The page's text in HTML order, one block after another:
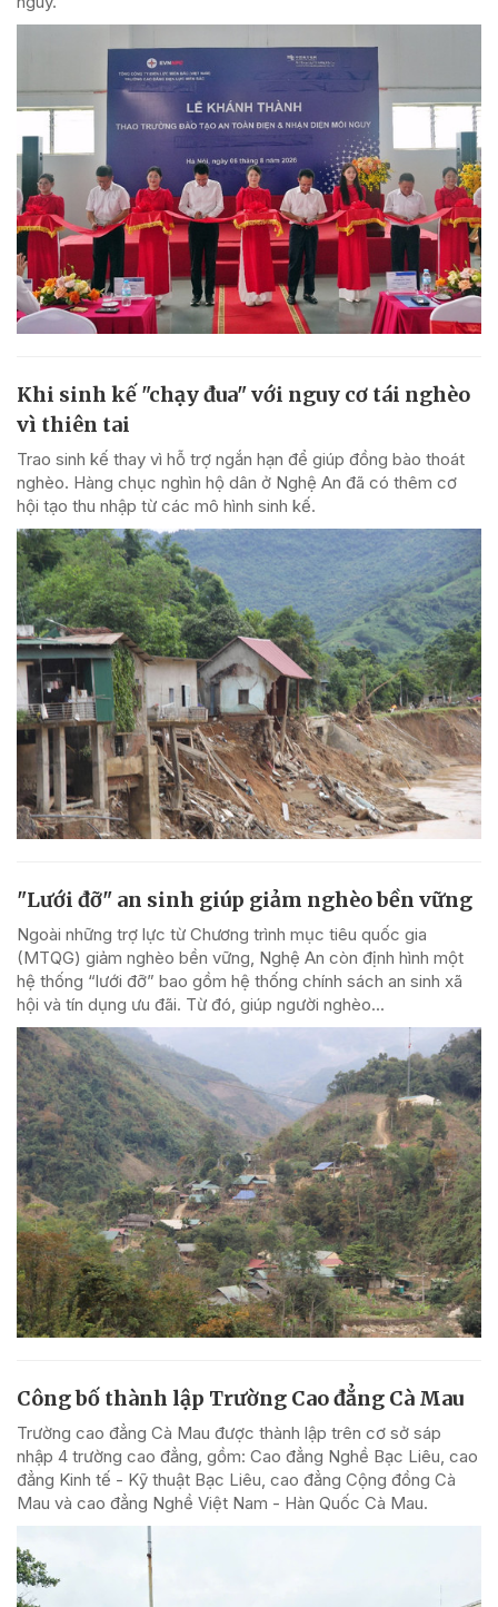
Khi sinh kế "chạy đua" với nguy cơ tái nghèo
vì thiên tai
Trao sinh kế thay vì hỗ trợ ngắn hạn để giúp đồng bào thoát
nghèo. Hàng chục nghìn hộ dân ở Nghệ An đã có thêm cơ
hội tạo thu nhập từ các mô hình sinh kế.
"Lưới đỡ" an sinh giúp giảm nghèo bền vững
Ngoài những trợ lực từ Chương trình mục tiêu quốc gia
(MTQG) giảm nghèo bền vững, Nghệ An còn định hình một
hệ thống “lưới đỡ” bao gồm hệ thống chính sách an sinh xã
hội và tín dụng ưu đãi. Từ đó, giúp người nghèo...
Công bố thành lập Trường Cao đẳng Cà Mau
Trường cao đẳng Cà Mau được thành lập trên cơ sở sáp
nhập 4 trường cao đẳng, gồm: Cao đẳng Nghề Bạc Liêu, cao
đẳng Kinh tế - Kỹ thuật Bạc Liêu, cao đẳng Cộng đồng Cà
Mau và cao đẳng Nghề Việt Nam - Hàn Quốc Cà Mau.